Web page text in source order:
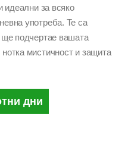
идеални за всяко
употреба. Те са
ще подчертае вашата
мистичност и защита
дни